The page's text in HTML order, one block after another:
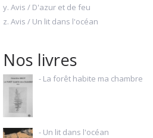
y. Avis / D'azur et de feu
z. Avis / Un lit dans l'océan
Nos livres
- La forêt habite ma chambre
- Un lit dans l'océan